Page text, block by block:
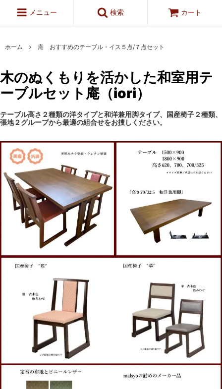
メニュー 検索 カート
ホーム 庵 おすすめのテーブル・イス５点/７点セット
木のぬくもりを活かした和室用テ
ーブルセット庵（iori）
テーブル高さ２種類の洋タイプと和洋兼用脚タイプ、国産椅子２種類、
張地２グループから最適の組合せをお捜しください。